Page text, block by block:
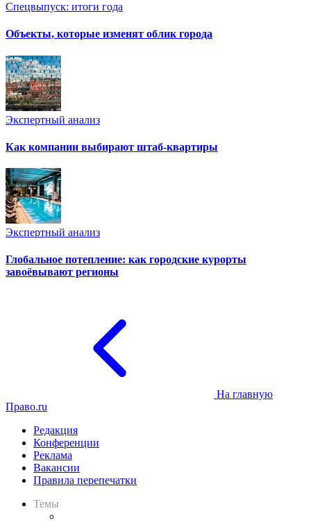
Спецвыпуск: итоги года
Объекты, которые изменят облик города
Экспертный анализ
Как компании выбирают штаб-квартиры
Экспертный анализ
Глобальное потепление: как городские курорты
завоёвывают регионы
На главную
Право.ru
Редакция
Конференции
Реклама
Вакансии
Правила перепечатки
Темы